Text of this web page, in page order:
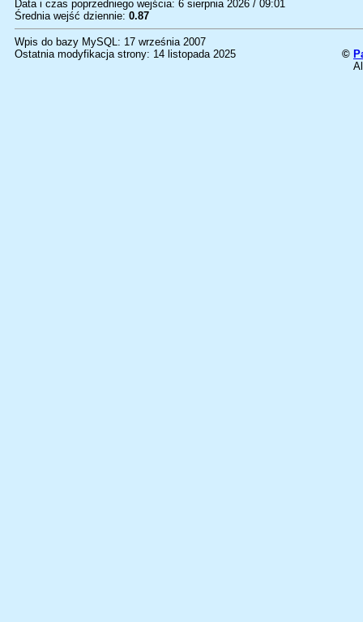
Data i czas poprzedniego wejścia: 6 sierpnia 2026 / 09:01
Średnia wejść dziennie: 0.87
Wpis do bazy MySQL: 17 września 2007
Ostatnia modyfikacja strony: 14 listopada 2025
©